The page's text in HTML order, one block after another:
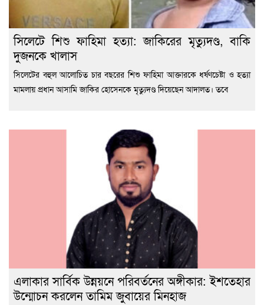
সিলেটে শিশু ফাহিমা হত্যা: জাকিরের মৃত্যুদণ্ড, বাকি
দুজনকে খালাস
সিলেটের বহুল আলোচিত চার বছরের শিশু ফাহিমা আক্তারকে ধর্ষণচেষ্টা ও হত্যা
মামলায় প্রধান আসামি জাকির হোসেনকে মৃত্যুদণ্ড দিয়েছেন আদালত। তবে
এলাকার সার্বিক উন্নয়নে পরিবর্তনের অঙ্গীকার: ইশতেহার
উন্মোচন করলেন তামিম জুবায়ের মিনহাজ